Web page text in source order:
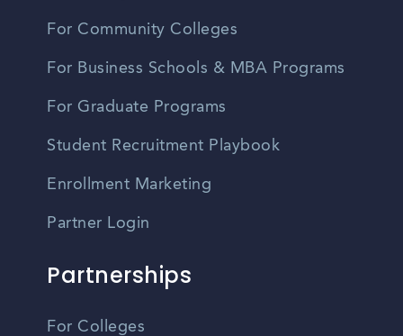
For Community Colleges
For Business Schools & MBA Programs
For Graduate Programs
Student Recruitment Playbook
Enrollment Marketing
Partner Login
Partnerships
For Colleges